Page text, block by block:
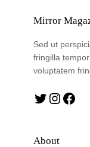
Mirror
Sed ut
fringilla
voluptatem
Twitter Instagram Facebook
About